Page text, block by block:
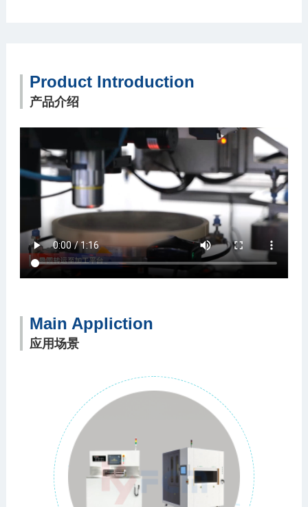
Product Introduction
产品介绍
Main Appliction
应用场景